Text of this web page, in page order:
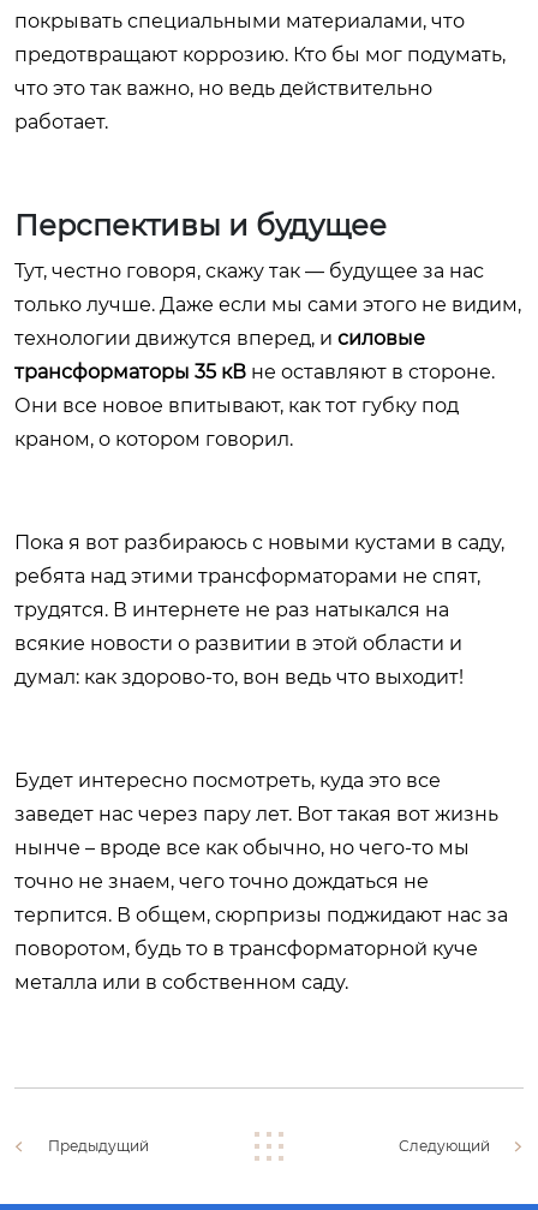
покрывать специальными материалами, что
предотвращают коррозию. Кто бы мог подумать,
что это так важно, но ведь действительно
работает.
Перспективы и будущее
Тут, честно говоря, скажу так — будущее за нас
только лучше. Даже если мы сами этого не видим,
технологии движутся вперед, и силовые
трансформаторы 35 кВ не оставляют в стороне.
Они все новое впитывают, как тот губку под
краном, о котором говорил.
Пока я вот разбираюсь с новыми кустами в саду,
ребята над этими трансформаторами не спят,
трудятся. В интернете не раз натыкался на
всякие новости о развитии в этой области и
думал: как здорово-то, вон ведь что выходит!
Будет интересно посмотреть, куда это все
заведет нас через пару лет. Вот такая вот жизнь
нынче – вроде все как обычно, но чего-то мы
точно не знаем, чего точно дождаться не
терпится. В общем, сюрпризы поджидают нас за
поворотом, будь то в трансформаторной куче
металла или в собственном саду.
Предыдущий Следующий